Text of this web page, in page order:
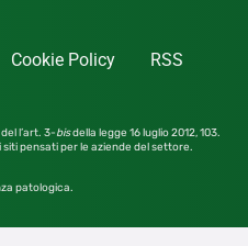
Cookie Policy RSS
l’art. 3-bisdella legge 16 luglio 2012,103.
pensati per le aziende del settore.
patologica.